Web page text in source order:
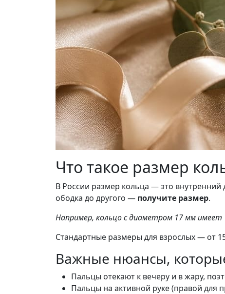
Что такое размер
В России размер кольца — это внутренний
ободка до другого — получите размер.
Например, кольцо с диаметром 17 мм имеет
Стандартные размеры для взрослых — от
Важные нюансы,
Пальцы отекают к вечеру и в жару,
Пальцы на активной руке (правой для